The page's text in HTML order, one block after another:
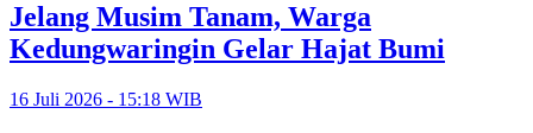
Jelang Musim Tanam, Warga
Kedungwaringin Gelar Hajat Bumi
16 Juli 2026 - 15:18 WIB